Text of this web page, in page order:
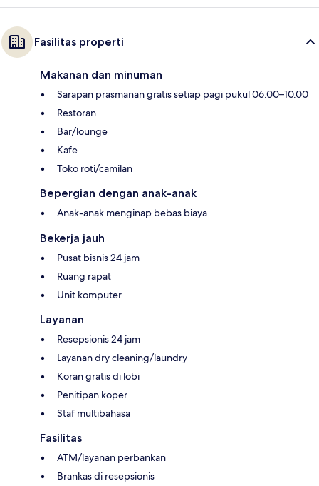
Fasilitas properti
Makanan dan minuman
Sarapan prasmanan gratis setiap pagi pukul 06.00–10.00
Restoran
Bar/lounge
Kafe
Toko roti/camilan
Bepergian dengan anak-anak
Anak-anak menginap bebas biaya
Bekerja jauh
Pusat bisnis 24 jam
Ruang rapat
Unit komputer
Layanan
Resepsionis 24 jam
Layanan dry cleaning/laundry
Koran gratis di lobi
Penitipan koper
Staf multibahasa
Fasilitas
ATM/layanan perbankan
Brankas di resepsionis